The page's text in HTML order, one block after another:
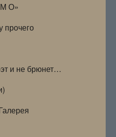
О»
прочего
и не брюнет…